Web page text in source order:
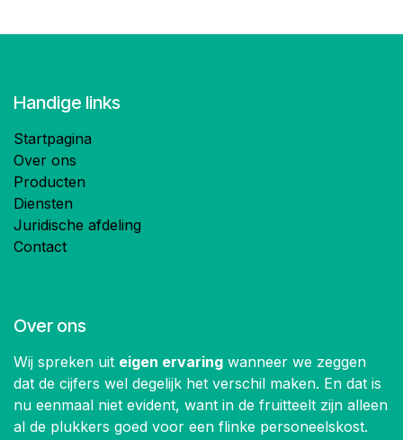
Handige links
Startpagina
Over ons
Producten
Diensten
Juridische afdeling
Contact
Over ons
Wij spreken uit eigen ervaring wanneer we zeggen
dat de cijfers wel degelijk het verschil maken. En dat is
nu eenmaal niet evident, want in de fruitteelt zijn alleen
al de plukkers goed voor een flinke personeelskost.